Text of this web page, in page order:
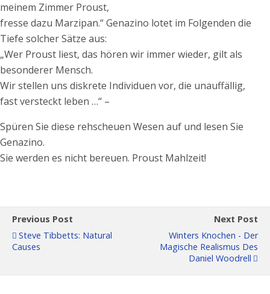
meinem Zimmer Proust,
fresse dazu Marzipan.“ Genazino lotet im Folgenden die
Tiefe solcher Sätze aus:
„Wer Proust liest, das hören wir immer wieder, gilt als
besonderer Mensch.
Wir stellen uns diskrete Individuen vor, die unauffällig,
fast versteckt leben …“ –
Spüren Sie diese rehscheuen Wesen auf und lesen Sie
Genazino.
Sie werden es nicht bereuen. Proust Mahlzeit!
Previous Post
Steve Tibbetts: Natural
Causes
Next Post
Winters Knochen - Der
Magische Realismus Des
Daniel Woodrell